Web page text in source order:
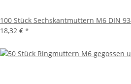
100 Stück Sechskantmuttern M6 DIN
18,32 € *